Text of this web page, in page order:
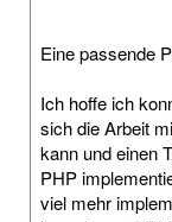
Eine passende
Ich hoffe ich
sich die Arbeit
kann und einen
PHP
viel mehr